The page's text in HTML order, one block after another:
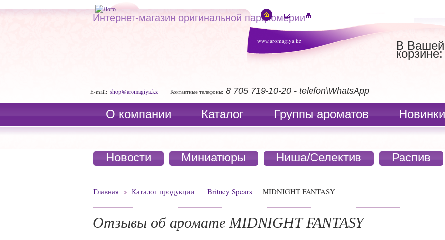
www.aromagiya.kz
Интернет-магазин оригинальной парфюмерии
E-mail: shop@aromagiya.kz Контактные телефоны: 8 705 719-10-20 - telefon\WhatsApp
В Вашей
корзине:
О компании Каталог Группы ароматов Новинки
Новости Миниатюры Ниша/Селектив Распив
Главная Каталог продукции Britney Spears MIDNIGHT FANTASY
Отзывы об аромате MIDNIGHT FANTASY